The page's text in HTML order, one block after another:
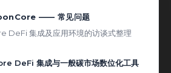
—— 常见问题
DeFi 集成及应用环境的访谈式整理
DeFi 集成与一般碳市场数位化工具